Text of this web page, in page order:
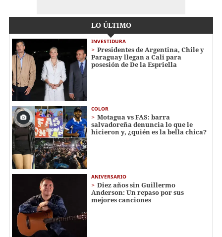
LO ÚLTIMO
INVESTIDURA
Presidentes de Argentina, Chile y
Paraguay llegan a Cali para
posesión de De la Espriella
COLOR
Motagua vs FAS: barra
salvadoreña denuncia lo que le
hicieron y, ¿quién es la bella chica?
ANIVERSARIO
Diez años sin Guillermo
Anderson: Un repaso por sus
mejores canciones